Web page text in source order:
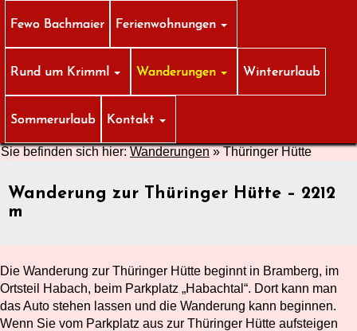
Fewo Bachmaier Ferienwohnungen
Rund um Krimml Wanderungen Winterurlaub
Sommerurlaub Kontakt
Sie befinden sich hier:Wanderungen » Thüringer Hütte
Wanderung zur Thüringer Hütte – 2212
m
Die Wanderung zur Thüringer Hütte beginnt in Bramberg, im
Ortsteil Habach, beim Parkplatz „Habachtal“. Dort kann man
das Auto stehen lassen und die Wanderung kann beginnen.
Wenn Sie vom Parkplatz aus zur Thüringer Hütte aufsteigen